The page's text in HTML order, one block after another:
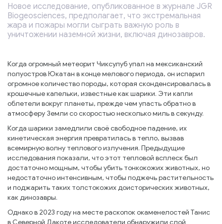
Новое исследование, опубликованное в журнале JGR
Biogeosciences, предполагает, что экстремальная
жара и пожары могли сыграть важную роль в
уничтожении наземной жизни, включая динозавров.
Когда огромный метеорит Чиксулуб упал на мексиканский
полуостров Юкатан в конце мелового периода, он испарил
огромное количество породы, которая сконденсировалась в
крошечные капельки, известные как шарики. Эти капли
облетели вокруг планеты, прежде чем упасть обратно в
атмосферу Земли со скоростью несколько миль в секунду.
Когда шарики замедлили своё свободное падение, их
кинетическая энергия превратилась в тепло, вызвав
всемирную волну теплового излучения. Предыдущие
исследования показали, что этот тепловой всплеск был
достаточно мощным, чтобы убить тонкокожих животных, но
недостаточно интенсивным, чтобы поджечь растительность
и поджарить таких толстокожих доисторических животных,
как динозавры.
Однако в 2023 году на месте раскопок окаменелостей Танис
в Северной Дакоте исследователи обнаружили слой